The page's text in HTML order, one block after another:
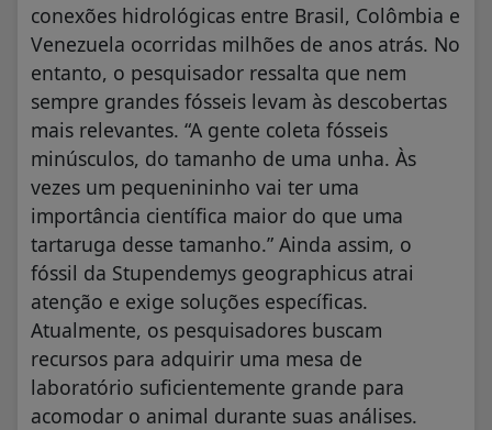
conexões hidrológicas entre Brasil, Colômbia e
Venezuela ocorridas milhões de anos atrás. No
entanto, o pesquisador ressalta que nem
sempre grandes fósseis levam às descobertas
mais relevantes. “A gente coleta fósseis
minúsculos, do tamanho de uma unha. Às
vezes um pequenininho vai ter uma
importância científica maior do que uma
tartaruga desse tamanho.” Ainda assim, o
fóssil da Stupendemys geographicus atrai
atenção e exige soluções específicas.
Atualmente, os pesquisadores buscam
recursos para adquirir uma mesa de
laboratório suficientemente grande para
acomodar o animal durante suas análises.